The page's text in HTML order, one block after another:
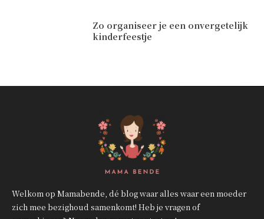
Zo organiseer je een onvergetelijk
kinderfeestje
Welkom op Mamabende, dé blog waar alles waar een moeder
zich mee bezighoud samenkomt! Heb je vragen of